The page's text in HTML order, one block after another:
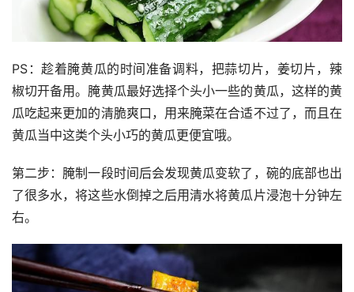
PS：趁着腌黄瓜的时间准备调料，把蒜切片，姜切片，辣
椒切开备用。腌黄瓜最好选择个头小一些的黄瓜，这样的黄
瓜吃起来更加的清脆爽口，用来腌菜在合适不过了，而且在
黄瓜当中这类个头小巧的黄瓜更便宜哦。
第二步：腌制一段时间后会发现黄瓜变软了，碗的底部也出
了很多水，将这些水倒掉之后用清水将黄瓜片浸泡十分钟左
右。